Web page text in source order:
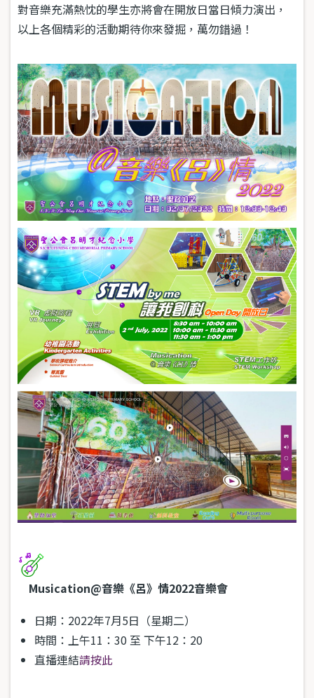
對音樂充滿熱忱的學生亦將會在開放日當日傾力演出，
以上各個精彩的活動期待你來發掘，萬勿錯過！
Musication@音樂《呂》情2022音樂會
日期：2022年7月5日（星期二）
時間：上午11：30 至 下午12：20
直播連結請按此